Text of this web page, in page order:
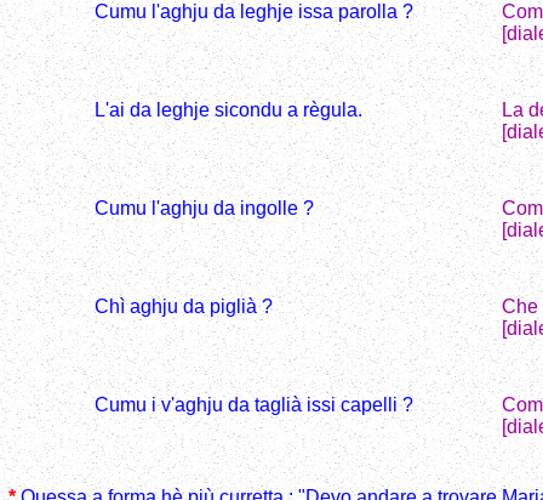
Cumu l'aghju da leghje issa parolla ?
L'ai da leghje sicondu a règula.
La
Cumu l'aghju da ingolle ?
Chì aghju da piglià ?
Che
Cumu i v'aghju da taglià issi capelli ?